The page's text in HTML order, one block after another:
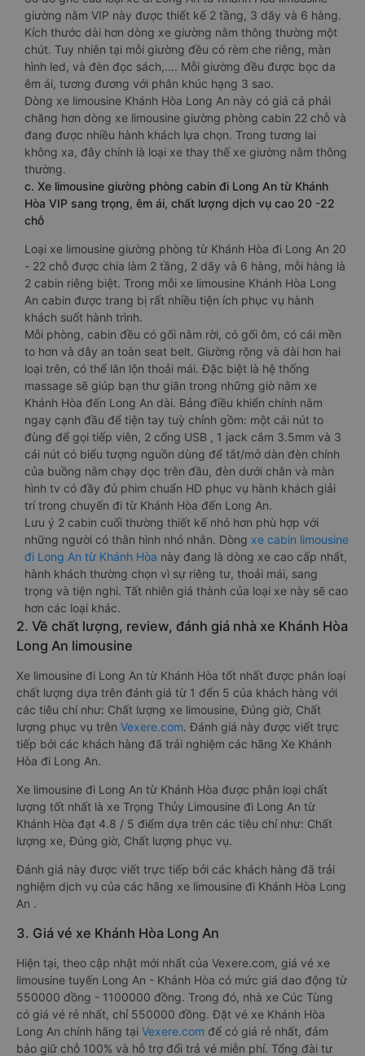
giường nằm VIP này được thiết kế 2 tầng, 3 dãy và 6 hàng.
Kích thước dài hơn dòng xe giường nằm thông thường một
chút. Tuy nhiên tại mỗi giường đều có rèm che riêng, màn
hình led, và đèn đọc sách,…. Mỗi giường đều được bọc da
êm ái, tương đương với phân khúc hạng 3 sao.
Dòng xe limousine Khánh Hòa Long An này có giá cả phải
chăng hơn dòng xe limousine giường phòng cabin 22 chỗ và
đang được nhiều hành khách lựa chọn. Trong tương lai
không xa, đây chính là loại xe thay thế xe giường nằm thông
thường.
c. Xe limousine giường phòng cabin đi Long An từ Khánh
Hòa VIP sang trọng, êm ái, chất lượng dịch vụ cao 20 -22
chỗ
Loại xe limousine giường phòng từ Khánh Hòa đi Long An 20
- 22 chỗ được chia làm 2 tầng, 2 dãy và 6 hàng, mỗi hàng là
2 cabin riêng biệt. Trong mỗi xe limousine Khánh Hòa Long
An cabin được trang bị rất nhiều tiện ích phục vụ hành
khách suốt hành trình.
Mỗi phòng, cabin đều có gối nằm rời, có gối ôm, có cái mền
to hơn và dây an toàn seat belt. Giường rộng và dài hơn hai
loại trên, có thể lăn lộn thoải mái. Đặc biệt là hệ thống
massage sẽ giúp bạn thư giãn trong những giờ nằm xe
Khánh Hòa đến Long An dài. Bảng điều khiển chính nằm
ngay cạnh đầu để tiện tay tuỳ chỉnh gồm: một cái nút to
đùng để gọi tiếp viên, 2 cổng USB , 1 jack cắm 3.5mm và 3
cái nút có biểu tượng nguồn dùng để tắt/mở dàn đèn chính
của buồng nằm chạy dọc trên đầu, đèn dưới chân và màn
hình tv có đầy đủ phim chuẩn HD phục vụ hành khách giải
trí trong chuyến đi từ Khánh Hòa đến Long An.
Lưu ý 2 cabin cuối thường thiết kế nhỏ hơn phù hợp với
những người có thân hình nhỏ nhắn. Dòng xe cabin limousine
đi Long An từ Khánh Hòa này đang là dòng xe cao cấp nhất,
hành khách thường chọn vì sự riêng tư, thoải mái, sang
trọng và tiện nghi. Tất nhiên giá thành của loại xe này sẽ cao
hơn các loại khác.
2. Về chất lượng, review, đánh giá nhà xe Khánh Hòa
Long An limousine
Xe limousine đi Long An từ Khánh Hòa tốt nhất được phân loại
chất lượng dựa trên đánh giá từ 1 đến 5 của khách hàng với
các tiêu chí như: Chất lượng xe limousine, Đúng giờ, Chất
lượng phục vụ trên Vexere.com. Đánh giá này được viết trực
tiếp bởi các khách hàng đã trải nghiệm các hãng Xe Khánh
Hòa đi Long An.
Xe limousine đi Long An từ Khánh Hòa được phân loại chất
lượng tốt nhất là xe Trọng Thủy Limousine đi Long An từ
Khánh Hòa đạt 4.8 / 5 điểm dựa trên các tiêu chí như: Chất
lượng xe, Đúng giờ, Chất lượng phục vụ.
Đánh giá này được viết trực tiếp bởi các khách hàng đã trải
nghiệm dịch vụ của các hãng xe limousine đi Khánh Hòa Long
An .
3. Giá vé xe Khánh Hòa Long An
Hiện tại, theo cập nhật mới nhất của Vexere.com, giá vé xe
limousine tuyến Long An - Khánh Hòa có mức giá dao động từ
550000 đồng - 1100000 đồng. Trong đó, nhà xe Cúc Tùng
có giá vé rẻ nhất, chỉ 550000 đồng. Đặt vé xe Khánh Hòa
Long An chính hãng tại Vexere.com để có giá rẻ nhất, đảm
bảo giữ chỗ 100% và hỗ trợ đổi trả vé miễn phí. Tổng đài tư